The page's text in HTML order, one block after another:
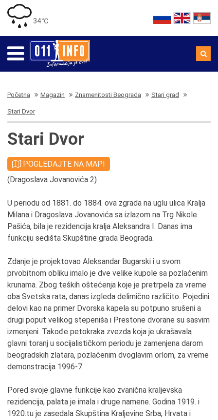
34 ℃
Početna Magazin Znamenitosti Beograda Stari grad
Stari Dvor
Stari Dvor
POGLEDAJTE NA MAPI
(Dragoslava Jovanovića 2)
U periodu od 1881. do 1884. ova zgrada na uglu ulica Kralja
Milana i Dragoslava Jovanovića sa izlazom na Trg Nikole
Pašića, bila je rezidencija kralja Aleksandra I. Danas ima
funkciju sedišta Skupštine grada Beograda.
Zdanje je projektovao Aleksandar Bugarski i u svom
prvobitnom obliku imalo je dve velike kupole sa pozlaćenim
krunama. Zbog teških oštećenja koje je pretrpela za vreme
oba Svetska rata, danas izgleda delimično različito. Pojedini
delovi kao na primer Dvorska kapela su potpuno srušeni a
drugi poput velikog stepeniša i Prestone dvorane su sasvim
izmenjeni. Takođe petokraka zvezda koja je ukrašavala
glavni toranj u socijalističkom periodu je zamenjena darom
beogradskih zlatara, pozlaćenim dvoglavim orlom, za vreme
demonstracija 1996-7.
Pored svoje glavne funkcije kao zvanična kraljevska
rezidencija, palata je imala i druge namene. Godina 1919. i
1920.tu je zasedala Skupština Kraljevine Srba, Hrvata i